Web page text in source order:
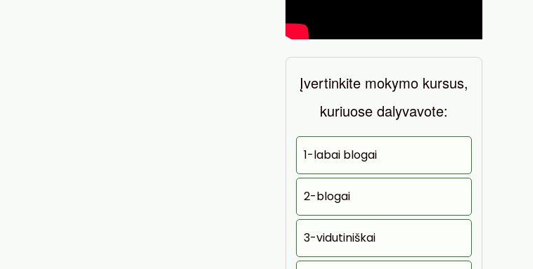
Įvertinkite mokymo kursus,
kuriuose dalyvavote:
1-labai blogai
2-blogai
3-vidutiniškai